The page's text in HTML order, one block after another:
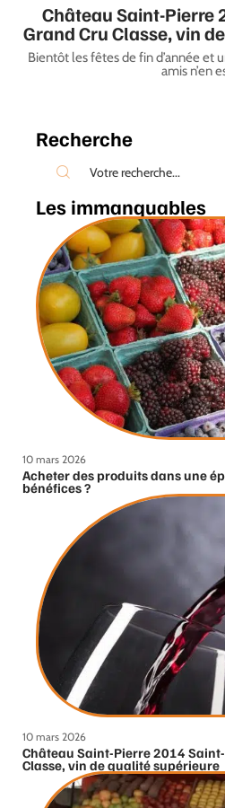
Château Saint-Pierre
Grand Cru Classe, vin
Bientôt les fêtes de fin d’année et
amis n’en
Recherche
Les immanquables
10 mars 2026
Acheter des produits dans une
bénéfices ?
10 mars 2026
Château Saint-Pierre 2014
Classe, vin de qualité supérieure